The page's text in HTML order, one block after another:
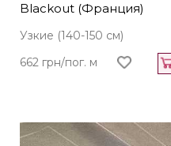
Blackout (Франция)
Узкие (140-150 см)
662 грн/пог. м